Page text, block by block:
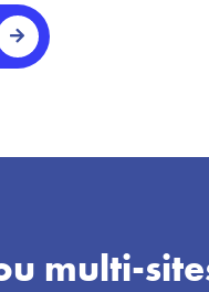
multi-